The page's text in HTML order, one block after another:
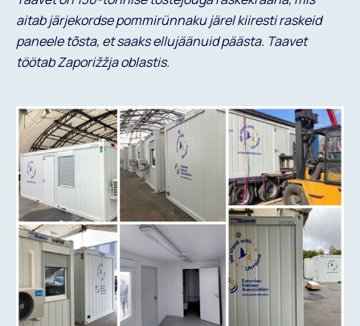
aitab järjekordse pommirünnaku järel kiiresti raskeid
paneele tõsta, et saaks ellujäänuid päästa. Taavet
töötab Zaporižžja oblastis.